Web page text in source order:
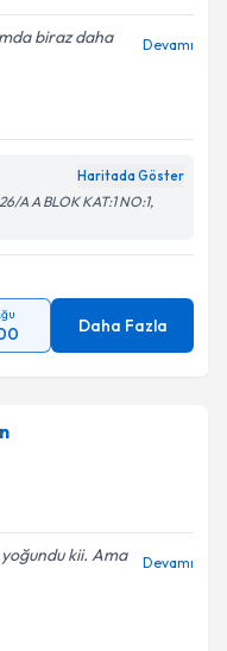
biraz daha
Devamı
Haritada Göster
A A BLOK KAT:1 NO:1,
Daha Fazla
kii. Ama
Devamı